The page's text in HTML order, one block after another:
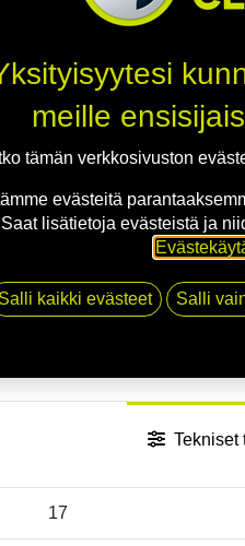
Tekniset
17
meille
tämän verkkosivuston
evästeitä
Saat lisätietoja evästeistä ja
Salli kaikki evästeet Salli